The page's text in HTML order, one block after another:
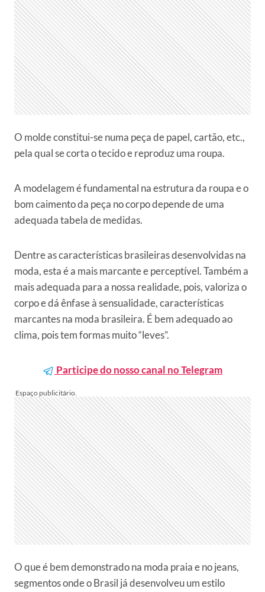
O molde constitui-se numa peça de papel, cartão, etc.,
pela qual se corta o tecido e reproduz uma roupa.
A modelagem é fundamental na estrutura da roupa e o
bom caimento da peça no corpo depende de uma
adequada tabela de medidas.
Dentre as características brasileiras desenvolvidas na
moda, esta é a mais marcante e perceptível. Também a
mais adequada para a nossa realidade, pois, valoriza o
corpo e dá ênfase à sensualidade, características
marcantes na moda brasileira. É bem adequado ao
clima, pois tem formas muito “leves”.
Participe do nosso canal no Telegram
O que é bem demonstrado na moda praia e no jeans,
segmentos onde o Brasil já desenvolveu um estilo